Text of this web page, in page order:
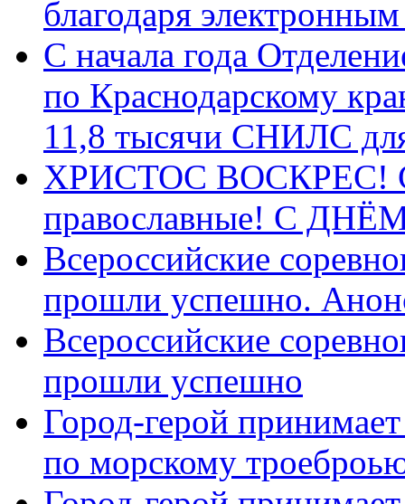
благодаря
С начала года
по Краснодарскому
11,8 тысячи СНИЛС
ХРИСТОС ВОСКРЕС! С
православные! C
Всероссийские
прошли успешно.
Всероссийские
прошли успешно
Город-герой
по морскому